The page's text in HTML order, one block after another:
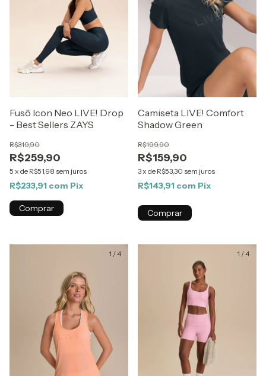
Fusô Icon Neo LIVE! Drop
- Best Sellers ZAYS
R$259,90
R$319,90
5 x de R$51,98 sem juros
R$233,91 com Pix
Comprar
Camiseta LIVE! Comfort
Shadow Green
R$159,90
R$199,90
3x de R$53,30 sem juros
R$143,91 com Pix
Comprar
1 /4 1 /4